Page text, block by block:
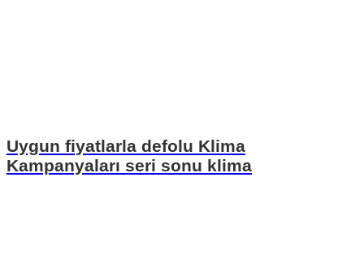
Uygun fiyatlarla defolu Klima
Kampanyaları seri sonu klima